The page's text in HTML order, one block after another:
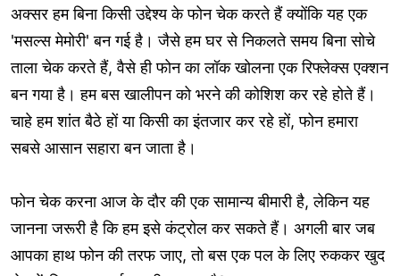
अक्सर हम बिना किसी उद्देश्य के फोन चेक करते हैं क्योंकि यह एक
'मसल्स मेमोरी' बन गई है। जैसे हम घर से निकलते समय बिना सोचे
ताला चेक करते हैं, वैसे ही फोन का लॉक खोलना एक रिफ्लेक्स एक्शन
बन गया है। हम बस खालीपन को भरने की कोशिश कर रहे होते हैं।
चाहे हम शांत बैठे हों या किसी का इंतजार कर रहे हों, फोन हमारा
सबसे आसान सहारा बन जाता है।
फोन चेक करना आज के दौर की एक सामान्य बीमारी है, लेकिन यह
जानना जरूरी है कि हम इसे कंट्रोल कर सकते हैं। अगली बार जब
आपका हाथ फोन की तरफ जाए, तो बस एक पल के लिए रुककर खुद